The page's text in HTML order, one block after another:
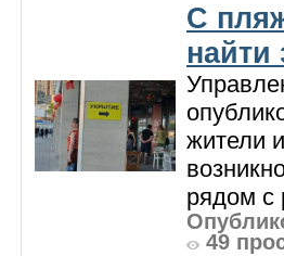
С
жители
рядом с
49